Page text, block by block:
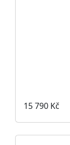
15 790 Kč